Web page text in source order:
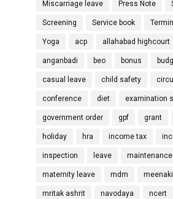
Miscarriage leave Press Note
Screening Service book
Yoga acp allahabad highcourt
anganbadi beo bonus
casual leave child safety
conference diet examination
government order gpf grant
holiday hra income tax
inspection leave maintenance
maternity leave mdm
mritak ashrit navodaya ncert